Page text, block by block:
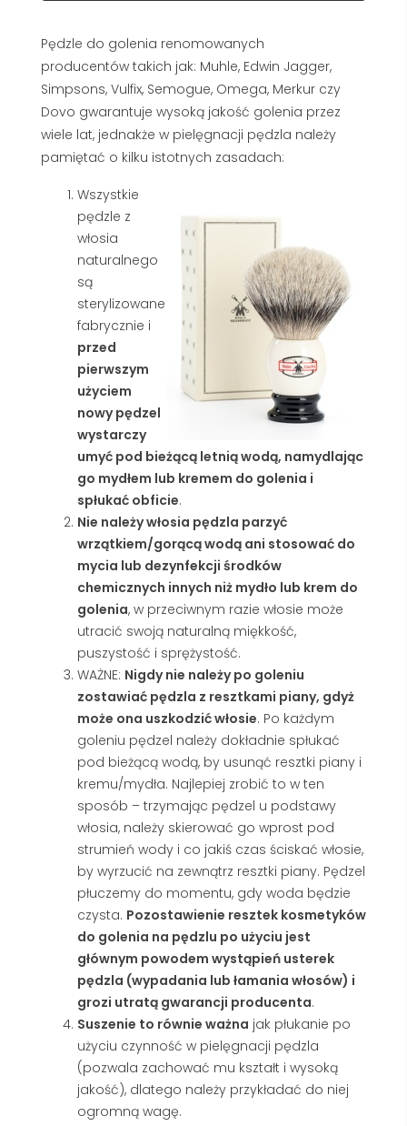
Pędzle do golenia renomowanych
producentów takich jak: Muhle, Edwin Jagger,
Simpsons, Vulfix, Semogue, Omega, Merkur czy
Dovo gwarantuje wysoką jakość golenia przez
wiele lat, jednakże w pielęgnacji pędzla należy
pamiętać o kilku istotnych zasadach:
Wszystkie
pędzle z
włosia
naturalnego
są
sterylizowane
fabrycznie i
przed
pierwszym
użyciem
nowy pędzel
wystarczy
umyć pod bieżącą letnią wodą, namydlając
go mydłem lub kremem do golenia i
spłukać obficie.
Nie należy włosia pędzla parzyć
wrzątkiem/gorącą wodą ani stosować do
mycia lub dezynfekcji środków
chemicznych innych niż mydło lub krem do
golenia, w przeciwnym razie włosie może
utracić swoją naturalną miękkość,
puszystość i sprężystość.
WAŻNE: Nigdy nie należy po goleniu
zostawiać pędzla z resztkami piany, gdyż
może ona uszkodzić włosie. Po każdym
goleniu pędzel należy dokładnie spłukać
pod bieżącą wodą, by usunąć resztki piany i
kremu/mydła. Najlepiej zrobić to w ten
sposób – trzymając pędzel u podstawy
włosia, należy skierować go wprost pod
strumień wody i co jakiś czas ściskać włosie,
by wyrzucić na zewnątrz resztki piany. Pędzel
płuczemy do momentu, gdy woda będzie
czysta. Pozostawienie resztek kosmetyków
do golenia na pędzlu po użyciu jest
głównym powodem wystąpień usterek
pędzla (wypadania lub łamania włosów) i
grozi utratą gwarancji producenta.
Suszenie to równie ważna jak płukanie po
użyciu czynność w pielęgnacji pędzla
(pozwala zachować mu kształt i wysoką
jakość), dlatego należy przykładać do niej
ogromną wagę.